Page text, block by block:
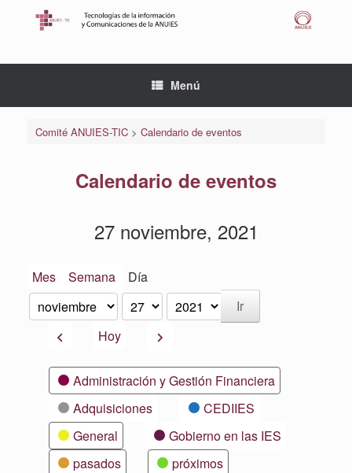
Menú
Comité ANUIES-TIC> Calendario de eventos
Calendario de eventos
27 noviembre, 2021
Mes Semana Día
Mes
Día
Año
AnteriorHoy Siguiente
CategoríasAdministración y Gestión Financiera
Adquisiciones
CEDIIES
General
Gobierno en las IES
pasados
próximos